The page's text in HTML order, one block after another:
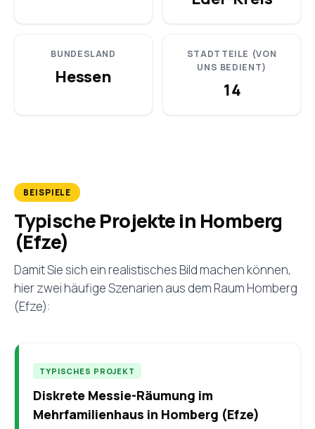
BUNDESLAND
Hessen
STADTTEILE (VON
UNS BEDIENT)
14
BEISPIELE
Typische Projekte in Homberg
(Efze)
Damit Sie sich ein realistisches Bild machen können,
hier zwei häufige Szenarien aus dem Raum Homberg
(Efze):
TYPISCHES PROJEKT
Diskrete Messie-Räumung im
Mehrfamilienhaus in Homberg (Efze)